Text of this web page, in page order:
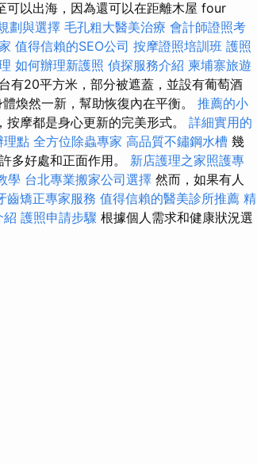
可以出海，因為還可以在距離木屋 four
劃與選擇 毛孔粗大醫美治療 會計師證照考
值得信賴的SEO公司 按摩證照培訓班 護照
如何辦理新護照 偵探服務介紹 柬埔寨旅遊
有20平方米，部分被遮蓋，並設有葡萄酒
煥然一新，幫助恢復內在平衡。 推薦的小
摩都是身心更新的完美形式。 詳細實用的
理點 全方位除蟲專家 高品質不鏽鋼水槽 幾
多好處和正面作用。 新店護理之家照護專
學 台北專業搬家公司選擇 然而，如果有人
齒矯正專家服務 值得信賴的醫美診所推薦 精
紹 護照申請步驟 根據個人需求和健康狀況選